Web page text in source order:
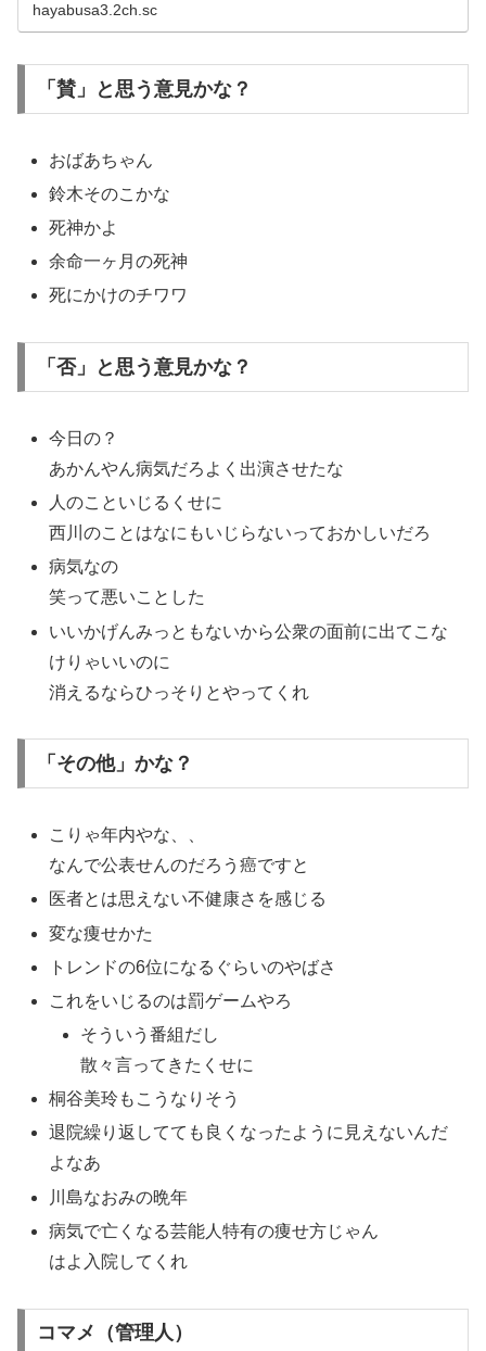
hayabusa3.2ch.sc
「賛」と思う意見かな？
おばあちゃん
鈴木そのこかな
死神かよ
余命一ヶ月の死神
死にかけのチワワ
「否」と思う意見かな？
今日の？
あかんやん病気だろよく出演させたな
人のこといじるくせに
西川のことはなにもいじらないっておかしいだろ
病気なの
笑って悪いことした
いいかげんみっともないから公衆の面前に出てこな
けりゃいいのに
消えるならひっそりとやってくれ
「その他」かな？
こりゃ年内やな、、
なんで公表せんのだろう癌ですと
医者とは思えない不健康さを感じる
変な痩せかた
トレンドの6位になるぐらいのやばさ
これをいじるのは罰ゲームやろ
そういう番組だし
散々言ってきたくせに
桐谷美玲もこうなりそう
退院繰り返してても良くなったように見えないんだ
よなあ
川島なおみの晩年
病気で亡くなる芸能人特有の痩せ方じゃん
はよ入院してくれ
コマメ（管理人）